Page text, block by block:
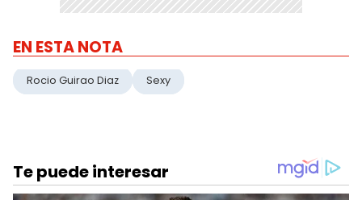
EN ESTA NOTA
Rocio Guirao Diaz Sexy